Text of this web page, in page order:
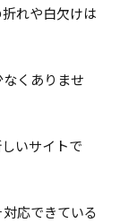
れや白欠けは
くありませ
いサイトで
応できている